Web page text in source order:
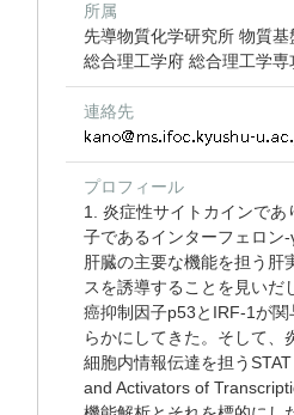
所属
先導物質化学研究所 物質
総合理工学府 総合理工学専
連絡先
プロフィール
1. 炎症性サイトカインであ
子であるインターフェロン-
肝臓の主要な機能を担う肝
スを誘導することを見いだ
癌抑制因子p53とIRF-1が関
らかにしてきた。そして、
細胞内情報伝達を担う
and Activators of